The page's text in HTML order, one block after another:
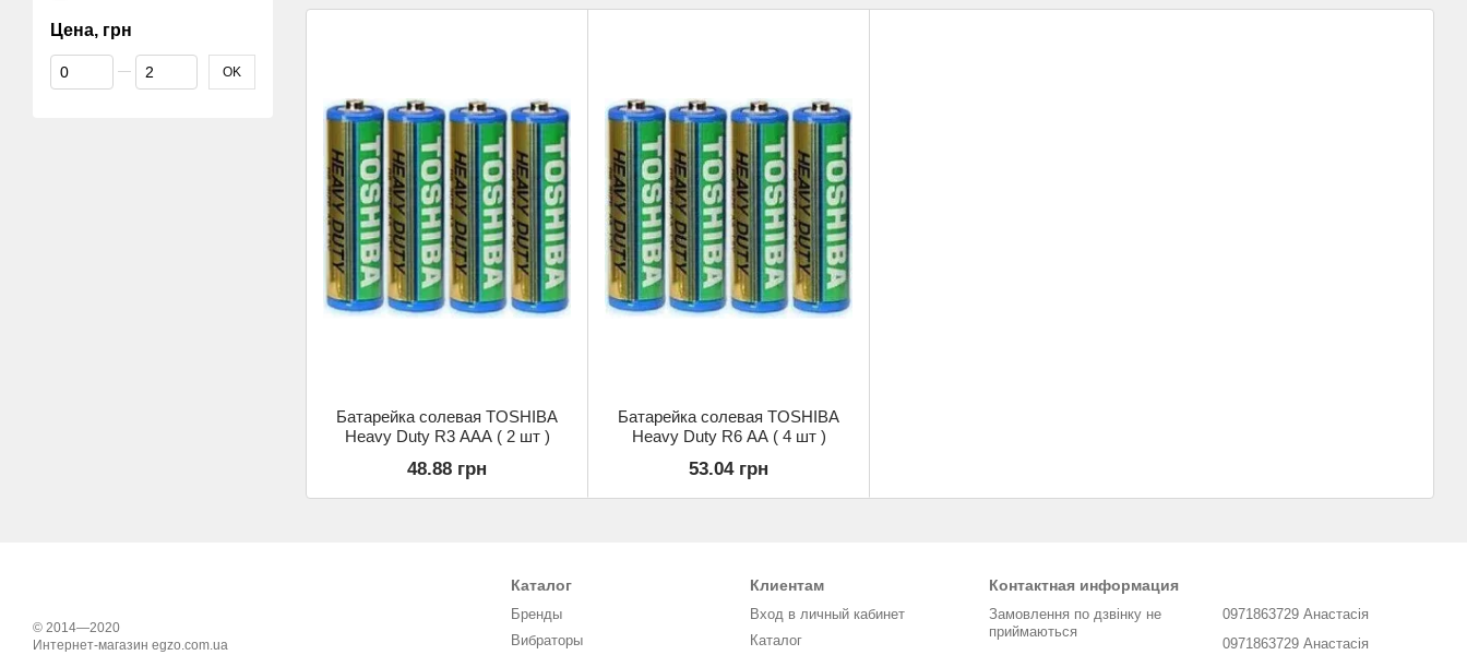
Батарейка солевая TOSHIBA
Heavy Duty R3 AAA ( 2 шт )
48.88 грн
Батарейка солевая TOSHIBA
Heavy Duty R6 AA ( 4 шт )
53.04 грн
Цена, грн
От Цена, грн
До Цена, грн OK
© 2014—2020
Интернет-магазин egzo.com.ua
Каталог
Бренды
Вибраторы
Клиентам
Вход в личный кабинет
Каталог
Контактная информация
Замовлення по дзвінку не
приймаються
0971863729 Анастасія
0971863729 Анастасія